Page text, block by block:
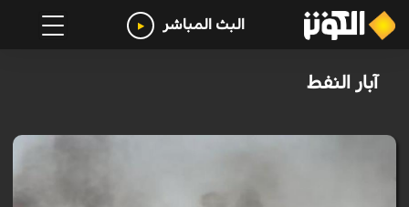
البث المباشر
آبار النفط